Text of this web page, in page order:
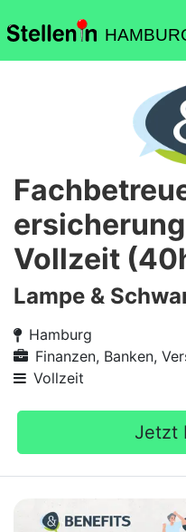
Vollzeit
Lampe &
Hamburg
Finanzen, Banken,
Vollzeit
Jetzt